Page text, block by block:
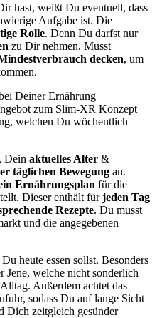
hast, weißt Du eventuell, dass
Aufgabe ist. Die
Rolle. Denn Du darfst nur
zu Dir nehmen. Musst
decken, um
Deiner Ernährung
zum Slim-XR Konzept
welchen Du wöchentlich
, Dein aktuelles Alter &
täglichen Bewegung an.
Ernährungsplan für die
Dieser enthält fürjeden Tag
Rezepte. Du musst
und die angegebenen
heute essen sollst. Besonders
Jene, welche nicht sonderlich
Außerdem achtet das
sodass Du auf lange Sicht
Dich zeitgleich gesünder